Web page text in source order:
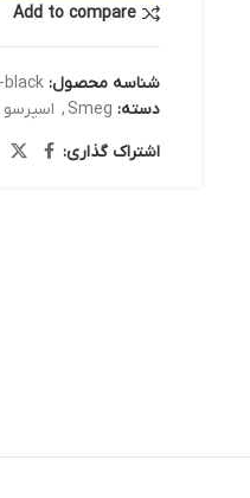
Add to compare
شناسه محصول: black
دسته: Smeg
, اسپرسو
اشتراک گذاری: